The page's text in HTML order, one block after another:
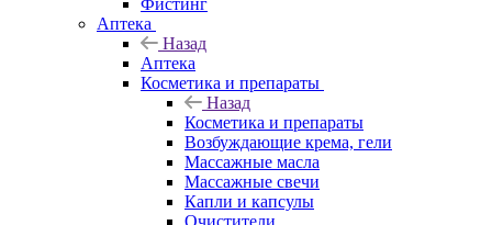
Фистинг
Аптека
Назад
Аптека
Косметика и препараты
Назад
Косметика и препараты
Возбуждающие крема, гели
Массажные масла
Массажные свечи
Капли и капсулы
Очистители